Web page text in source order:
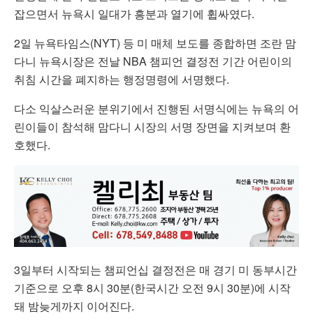
잡으면서 뉴욕시 일대가 흥분과 열기에 휩싸였다.
2일 뉴욕타임스(NYT) 등 미 매체 보도를 종합하면 조란 맘
다니 뉴욕시장은 전날 NBA 챔피언 결정전 기간 어린이의
취침 시간을 폐지하는 행정명령에 서명했다.
다소 익살스러운 분위기에서 진행된 서명식에는 뉴욕의 어
린이들이 참석해 맘다니 시장의 서명 장면을 지켜보며 환
호했다.
3일부터 시작되는 챔피언십 결정전은 매 경기 미 동부시간
기준으로 오후 8시 30분(한국시간 오전 9시 30분)에 시작
돼 밤늦게까지 이어진다.